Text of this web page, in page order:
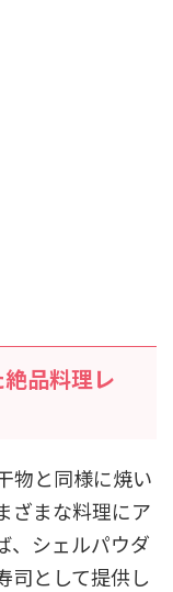
品料理レ
物と同様に焼い
ざまな料理にア
、シェルパウダ
司として提供し